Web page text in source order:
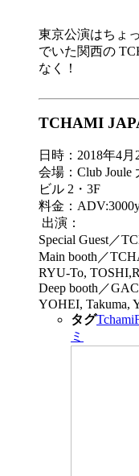
東京公演はちょ
でいた関西の
なく！
TCHAMI
日時：2018年4
会場：Club
ビル 2・3F
料金：
出演：
Special Guest／
Main booth／
RYU-To,
Deep booth／
YOHEI, Takuma,
タグTchami
ミ